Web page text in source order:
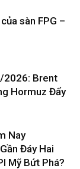
sàn FPG –
2026: Brent
Hormuz Đẩy
Nay
Đáy Hai
Mỹ Bứt Phá?